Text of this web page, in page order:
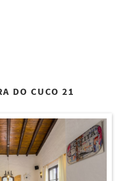
DO CUCO 21